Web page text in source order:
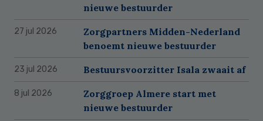
nieuwe bestuurder
27 jul 2026
Zorgpartners Midden-Nederland
benoemt nieuwe bestuurder
23 jul 2026 Bestuursvoorzitter Isala zwaait af
8 jul 2026
Zorggroep Almere start met
nieuwe bestuurder